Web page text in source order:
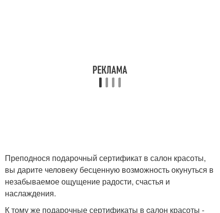
Преподнося подарочный сертификат в салон красоты,
вы дарите человеку бесценную возможность окунуться в
незабываемое ощущение радости, счастья и
наслаждения.
К тому же подарочные сертификаты в cалон красоты -